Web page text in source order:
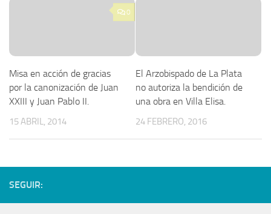
0
Misa en acción de gracias
por la canonización de Juan
XXIII y Juan Pablo II.
15 ABRIL, 2014
El Arzobispado de La Plata
no autoriza la bendición de
una obra en Villa Elisa.
24 FEBRERO, 2016
SEGUIR: